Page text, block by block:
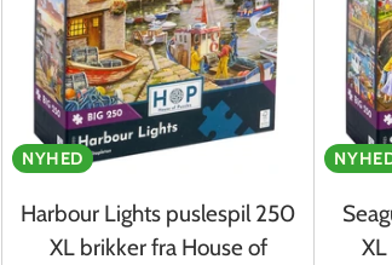
NYHED
Harbour Lights puslespil 250
XL brikker fra House of